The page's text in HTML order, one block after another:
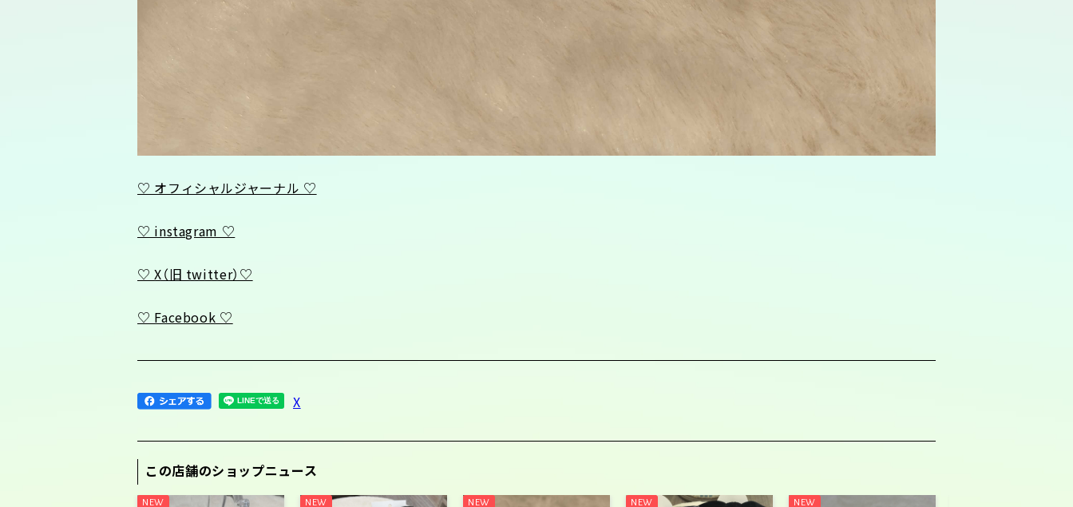
♡ オフィシャルジャーナル ♡
♡ instagram ♡
♡ X（旧 twitter）♡
♡ Facebook ♡
X
この店舗のショップニュース